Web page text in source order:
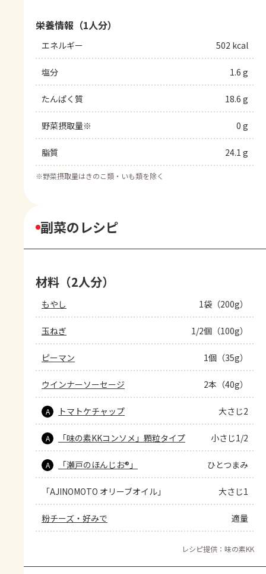
栄養情報（1人分）
エネルギー 502 kcal
塩分 1.6 g
たんぱく質 18.6 g
野菜摂取量※ 0 g
脂質 24.1 g
※野菜摂取量はきのこ類・いも類を除く
副菜のレシピ
材料（2人分）
もやし 1袋（200g）
玉ねぎ 1/2個（100g）
ピーマン 1個（35g）
ウインナーソーセージ 2本（40g）
A トマトケチャップ 大さじ2
A 「味の素KKコンソメ」顆粒タイプ 小さじ1/2
A 「瀬戸のほんじお®」 ひとつまみ
「AJINOMOTO オリーブオイル」 大さじ1
粉チーズ・好みで 適量
レシピ提供：味の素KK